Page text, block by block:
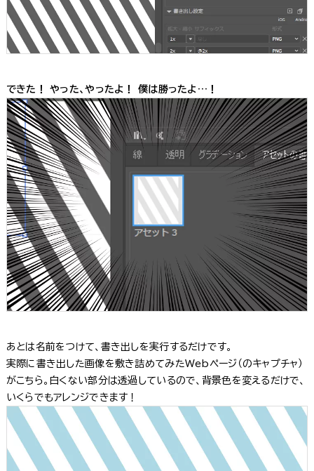
できた！ やった、やったよ！ 僕は勝ったよ…！
あとは名前をつけて、書き出しを実行するだけです。
実際に書き出した画像を敷き詰めてみたWebページ（のキャプチャ）
がこちら。白くない部分は透過しているので、背景色を変えるだけで、
いくらでもアレンジできます！